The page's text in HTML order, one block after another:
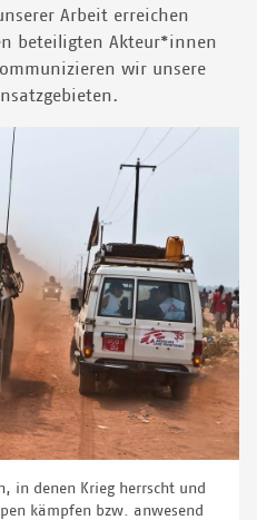
Arbeit erreichen
beteiligten Akteur*innen
wir unsere
in denen Krieg herrscht und
kämpfen bzw. anwesend